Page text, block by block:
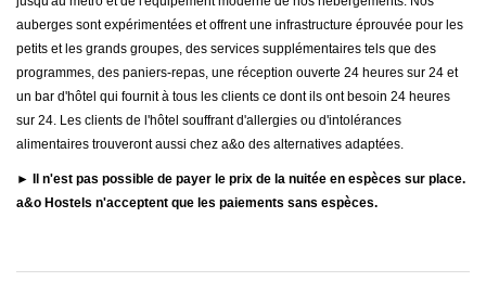
auberges sont expérimentées et offrent une infrastructure éprouvée pour les
petits et les grands groupes, des services supplémentaires tels que des
programmes, des paniers-repas, une réception ouverte 24 heures sur 24 et
un bar d'hôtel qui fournit à tous les clients ce dont ils ont besoin 24 heures
sur 24. Les clients de l'hôtel souffrant d'allergies ou d'intolérances
alimentaires trouveront aussi chez a&o des alternatives adaptées.
► Il n'est pas possible de payer le prix de la nuitée en espèces sur place.
a&o Hostels n'acceptent que les paiements sans espèces.